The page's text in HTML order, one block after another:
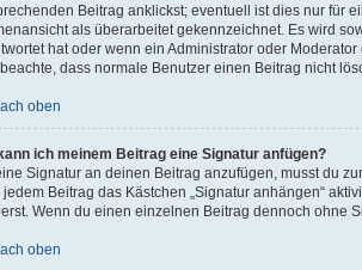
Beitrag anklickst; eventuell ist dies nur für
als überarbeitet gekennzeichnet. Es wird
hat oder wenn ein Administrator oder
beachte, dass normale Benutzer einen Beitrag nicht
oben
ich meinem Beitrag eine Signatur anfügen?
Signatur an deinen Beitrag anzufügen, musst du
jedem Beitrag das Kästchen „Signatur anhängen“
Wenn du einen einzelnen Beitrag dennoch ohne
oben